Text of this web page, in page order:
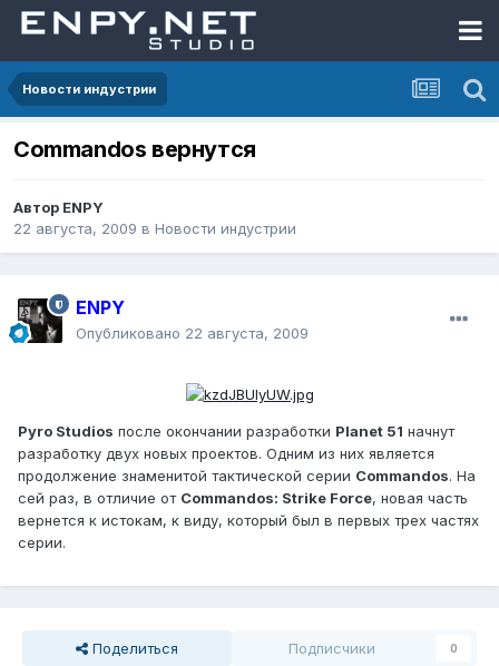
Новости индустрии
Commandos вернутся
Автор ENPY
22 августа, 2009 в Новости индустрии
ENPY
Опубликовано 22 августа, 2009
Pyro Studios после окончании разработки Planet 51 начнут
разработку двух новых проектов. Одним из них является
продолжение знаменитой тактической серии Commandos. На
сей раз, в отличие от Commandos: Strike Force, новая часть
вернется к истокам, к виду, который был в первых трех частях
серии.
Поделиться Подписчики 0